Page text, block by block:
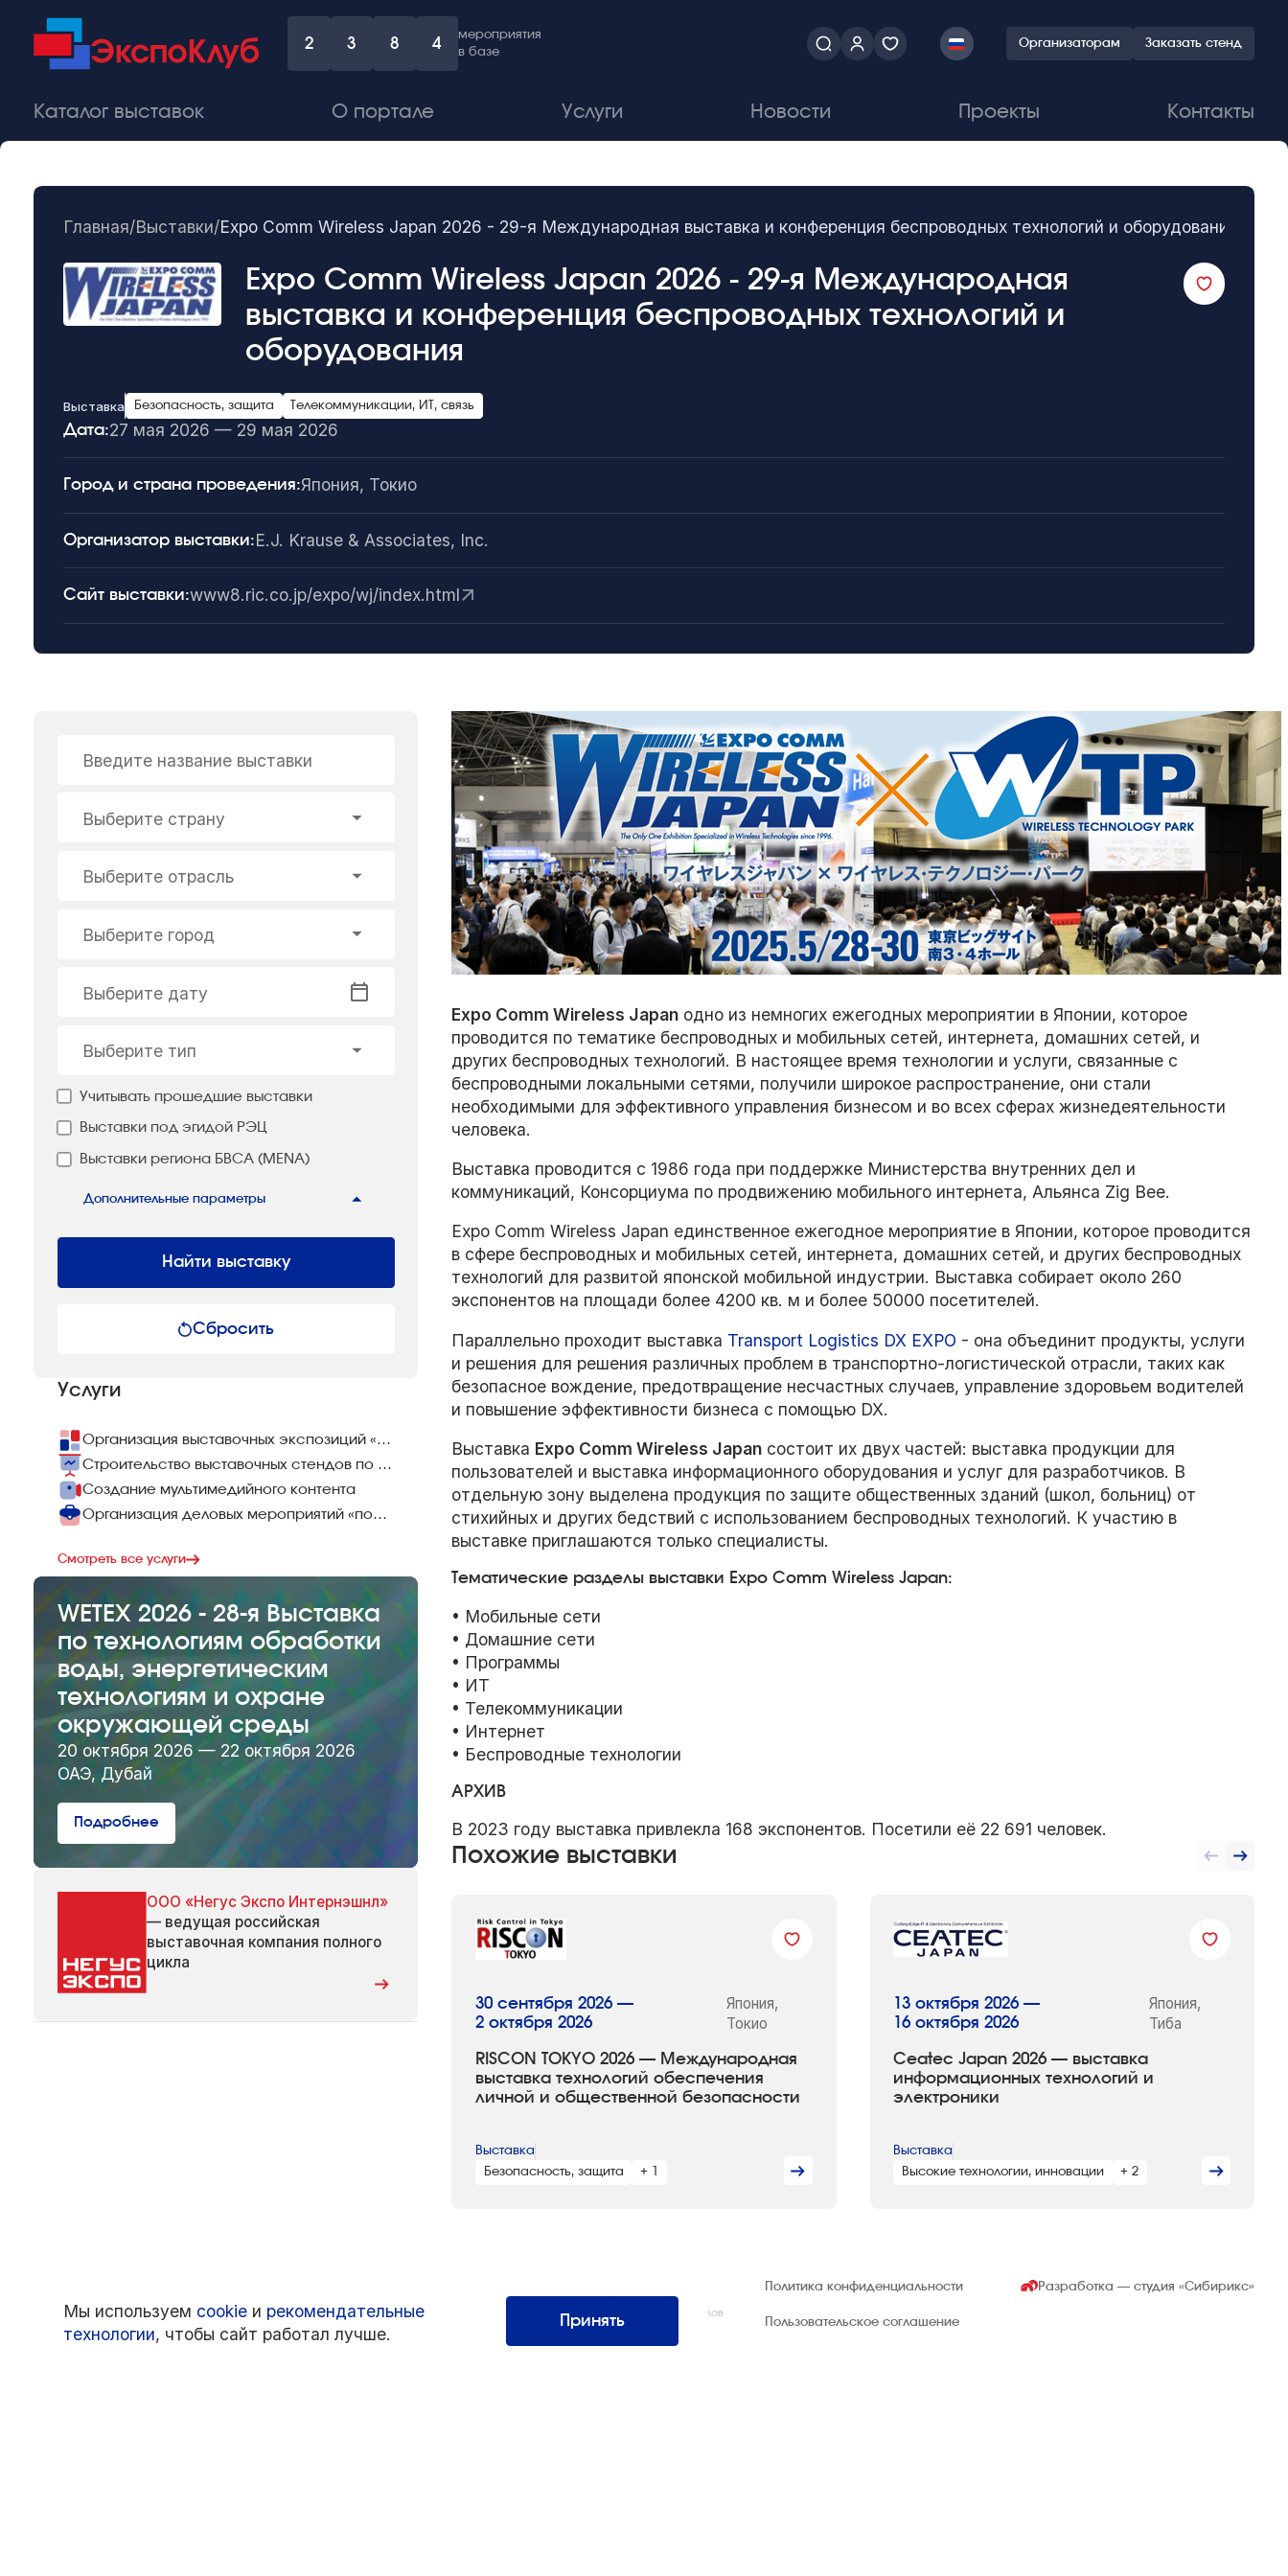
2 3 8 4
мероприятия
в базе
Организаторам Заказать стенд
Каталог выставок О портале Услуги Новости Проекты Контакты
Главная/Выставки/Expo Comm Wireless Japan 2026 - 29-я Международная выставка и конференция беспроводных технологий и оборудования
Expo Comm Wireless Japan 2026 - 29-я Международная
выставка и конференция беспроводных технологий и
оборудования
Выставка Безопасность, защита Телекоммуникации, ИТ, связь
Дата:27 мая 2026 — 29 мая 2026
Город и страна проведения:Япония, Токио
Организатор выставки:E.J. Krause & Associates, Inc.
Сайт выставки:www8.ric.co.jp/expo/wj/index.html
Введите название выставки
Выберите страну
Выберите отрасль
Выберите город
Выберите дату
Выберите тип
Учитывать прошедшие выставки
Выставки под эгидой РЭЦ
Выставки региона БВСА (MENA)
Дополнительные параметры
Найти выставку
Сбросить
Услуги
Организация выставочных экспозиций «под ключ»
Строительство выставочных стендов по всему миру
Создание мультимедийного контента
Организация деловых мероприятий «под ключ»
Смотреть все услуги
WETEX 2026 - 28-я Выставка
по технологиям обработки
воды, энергетическим
технологиям и охране
окружающей среды
20 октября 2026 — 22 октября 2026
ОАЭ, Дубай
Подробнее
ООО «Негус Экспо Интернэшнл»
— ведущая российская
выставочная компания полного
цикла
Expo Comm Wireless Japan одно из немногих ежегодных мероприятии в Японии, которое
проводится по тематике беспроводных и мобильных сетей, интернета, домашних сетей, и
других беспроводных технологий. В настоящее время технологии и услуги, связанные с
беспроводными локальными сетями, получили широкое распространение, они стали
необходимыми для эффективного управления бизнесом и во всех сферах жизнедеятельности
человека.
Выставка проводится с 1986 года при поддержке Министерства внутренних дел и
коммуникаций, Консорциума по продвижению мобильного интернета, Альянса Zig Bee.
Expo Comm Wireless Japan единственное ежегодное мероприятие в Японии, которое проводится
в сфере беспроводных и мобильных сетей, интернета, домашних сетей, и других беспроводных
технологий для развитой японской мобильной индустрии. Выставка собирает около 260
экспонентов на площади более 4200 кв. м и более 50000 посетителей.
Параллельно проходит выставка Transport Logistics DX EXPO - она объединит продукты, услуги
и решения для решения различных проблем в транспортно-логистической отрасли, таких как
безопасное вождение, предотвращение несчастных случаев, управление здоровьем водителей
и повышение эффективности бизнеса с помощью DX.
Выставка Expo Comm Wireless Japan состоит их двух частей: выставка продукции для
пользователей и выставка информационного оборудования и услуг для разработчиков. В
отдельную зону выделена продукция по защите общественных зданий (школ, больниц) от
стихийных и других бедствий с использованием беспроводных технологий. К участию в
выставке приглашаются только специалисты.
Тематические разделы выставки Expo Comm Wireless Japan:
• Мобильные сети
• Домашние сети
• Программы
• ИТ
• Телекоммуникации
• Интернет
• Беспроводные технологии
АРХИВ
В 2023 году выставка привлекла 168 экспонентов. Посетили её 22 691 человек.
Похожие выставки
RISCON TOKYO 2026 — Международная
выставка технологий обеспечения
личной и общественной безопасности
30 сентября 2026 —
2 октября 2026
Япония,
Токио
Выставка
Безопасность, защита
+ 1
Ceatec Japan 2026 — выставка
информационных технологий и
электроники
13 октября 2026 —
16 октября 2026
Япония,
Тиба
Выставка
Высокие технологии, инновации
+ 2
Интернэшнл»
Все права защищены. Использование материалов
возможно только со ссылкой на источник.
Политика конфиденциальности
Пользовательское соглашение
Разработка — студия«Сибирикс»
Мы используем cookie и рекомендательные
технологии, чтобы сайт работал лучше.
Принять